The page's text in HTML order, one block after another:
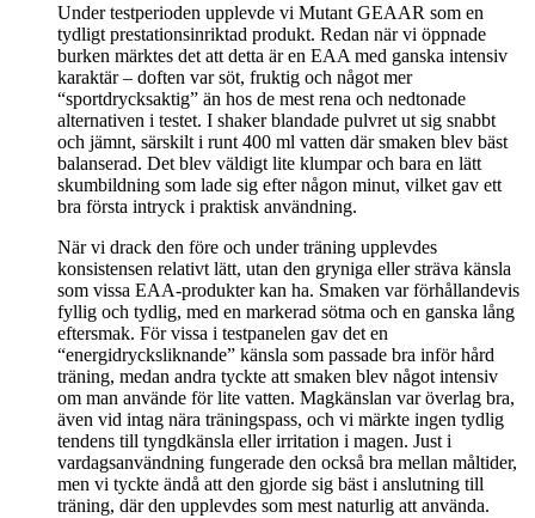
Under testperioden upplevde vi Mutant GEAAR som en
tydligt prestationsinriktad produkt. Redan när vi öppnade
burken märktes det att detta är en EAA med ganska intensiv
karaktär – doften var söt, fruktig och något mer
“sportdrycksaktig” än hos de mest rena och nedtonade
alternativen i testet. I shaker blandade pulvret ut sig snabbt
och jämnt, särskilt i runt 400 ml vatten där smaken blev bäst
balanserad. Det blev väldigt lite klumpar och bara en lätt
skumbildning som lade sig efter någon minut, vilket gav ett
bra första intryck i praktisk användning.
När vi drack den före och under träning upplevdes
konsistensen relativt lätt, utan den gryniga eller sträva känsla
som vissa EAA-produkter kan ha. Smaken var förhållandevis
fyllig och tydlig, med en markerad sötma och en ganska lång
eftersmak. För vissa i testpanelen gav det en
“energidrycksliknande” känsla som passade bra inför hård
träning, medan andra tyckte att smaken blev något intensiv
om man använde för lite vatten. Magkänslan var överlag bra,
även vid intag nära träningspass, och vi märkte ingen tydlig
tendens till tyngdkänsla eller irritation i magen. Just i
vardagsanvändning fungerade den också bra mellan måltider,
men vi tyckte ändå att den gjorde sig bäst i anslutning till
träning, där den upplevdes som mest naturlig att använda.